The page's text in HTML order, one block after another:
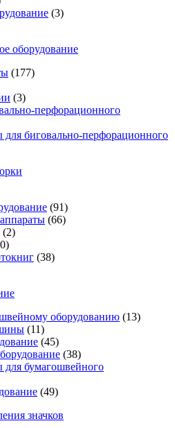
(3)
оборудование
(177)
(3)
перфорационного
для биговально-перфорационного
(91)
(66)
(2)
(38)
оборудованию (13)
(11)
(45)
(38)
для бумагошвейного
(49)
значков